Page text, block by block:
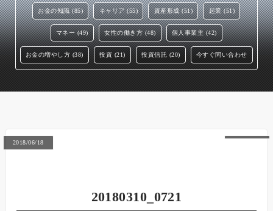
お金の知識 (85) キャリア (55) 資産形成 (51) 起業 (51)
マネー (49) 女性の働き方 (48) 個人事業主 (42)
お金の増やし方 (38) 投資 (21) 投資信託 (20) 今すぐ問い合わせ
2018/06/18
20180310_0721